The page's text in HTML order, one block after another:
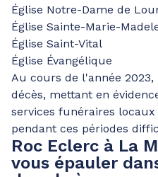
Église Notre-Dame de
Église Sainte-Marie-
Église Saint-Vital
Église Évangélique
Au cours de l'année
décès, mettant en
services funéraires
pendant ces périodes
Roc Eclerc à La
vous épauler